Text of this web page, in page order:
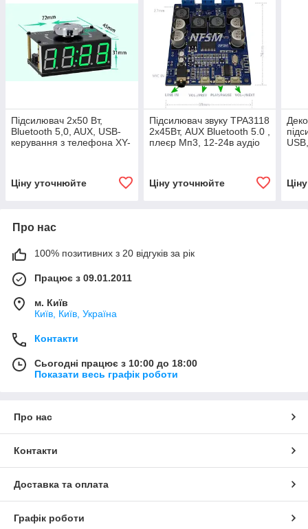
Підсилювач 2х50 Вт,
Bluetooth 5,0, AUX, USB-
керування з телефона XY-
Ціну уточнюйте
Підсилювач звуку TPA3118
2х45Вт, AUX Bluetooth 5.0 ,
плеєр Мп3, 12-24в аудіо
Ціну уточнюйте
Про нас
100% позитивних з 20 відгуків за рік
Працює з 09.01.2011
м. Київ
Київ, Київ, Україна
Контакти
Сьогодні працює з 10:00 до 18:00
Показати весь графік роботи
Про нас
Контакти
Доставка та оплата
Графік роботи